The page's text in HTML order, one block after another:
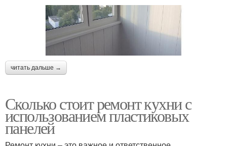
читать дальше →
Сколько стоит ремонт кухни с
использованием пластиковых
панелей